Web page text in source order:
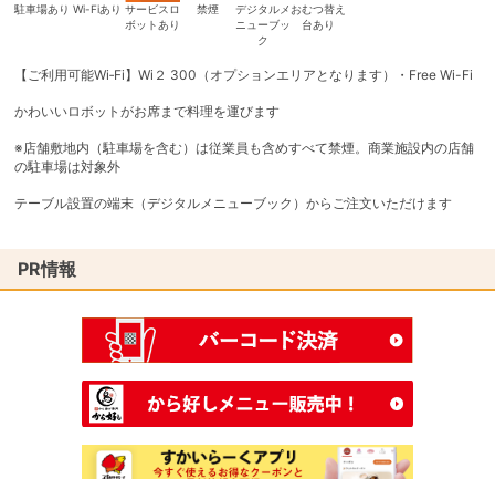
駐車場あり Wi-Fiあり サービスロ
ボットあり
禁煙
デジタルメ
ニューブッ
ク
おむつ替え
台あり
【ご利用可能Wi‐Fi】Wi２ 300（オプションエリアとなります）・Free Wi-Fi
かわいいロボットがお席まで料理を運びます
※店舗敷地内（駐車場を含む）は従業員も含めすべて禁煙。商業施設内の店舗
の駐車場は対象外
テーブル設置の端末（デジタルメニューブック）からご注文いただけます
PR情報